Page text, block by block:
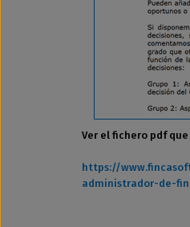
Ver el fichero pdf
https://
administrador-de-